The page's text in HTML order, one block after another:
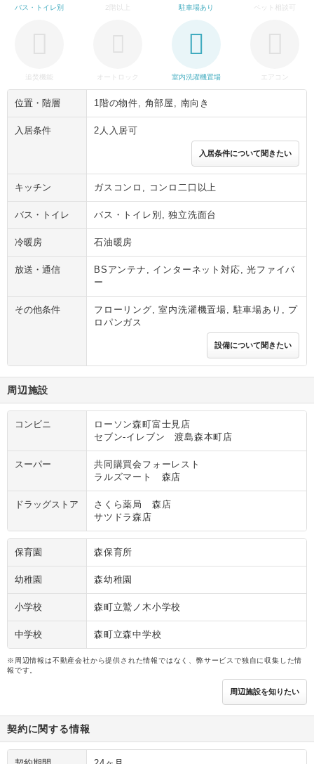
バス・トイレ別 2階以上 駐車場あり ペット相談可
追焚機能 オートロック 室内洗濯機置場 エアコン
位置・階層 1階の物件, 角部屋, 南向き
入居条件 2人入居可
入居条件について聞きたい
キッチン ガスコンロ, コンロ二口以上
バス・トイレ バス・トイレ別, 独立洗面台
冷暖房 石油暖房
放送・通信
BSアンテナ, インターネット対応, 光ファイバ
ー
その他条件
フローリング, 室内洗濯機置場, 駐車場あり, プ
ロパンガス
設備について聞きたい
周辺施設
コンビニ
ローソン森町富士見店
セブン‐イレブン 渡島森本町店
スーパー
共同購買会フォーレスト
ラルズマート 森店
ドラッグストア
さくら薬局 森店
サツドラ森店
保育園 森保育所
幼稚園 森幼稚園
小学校 森町立鷲ノ木小学校
中学校 森町立森中学校
※周辺情報は不動産会社から提供された情報ではなく、弊サービスで独自に収集した情
報です。
周辺施設を知りたい
契約に関する情報